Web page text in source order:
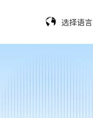
选择语言